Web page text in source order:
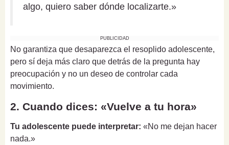
algo, quiero saber dónde localizarte.»
PUBLICIDAD
No garantiza que desaparezca el resoplido adolescente,
pero sí deja más claro que detrás de la pregunta hay
preocupación y no un deseo de controlar cada
movimiento.
2. Cuando dices: «Vuelve a tu hora»
Tu adolescente puede interpretar: «No me dejan hacer
nada.»